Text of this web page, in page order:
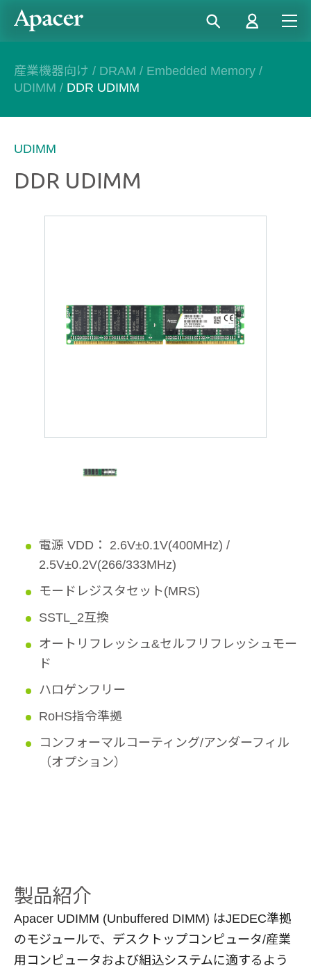
産業機器向け / DRAM / Embedded Memory /
UDIMM / DDR UDIMM
UDIMM
DDR UDIMM
電源 VDD： 2.6V±0.1V(400MHz) /
2.5V±0.2V(266/333MHz)
モードレジスタセット(MRS)
SSTL_2互換
オートリフレッシュ&セルフリフレッシュモー
ド
ハロゲンフリー
RoHS指令準拠
コンフォーマルコーティング/アンダーフィル
（オプション）
製品紹介
Apacer UDIMM (Unbuffered DIMM) はJEDEC準拠
のモジュールで、デスクトップコンピュータ/産業
用コンピュータおよび組込システムに適するよう